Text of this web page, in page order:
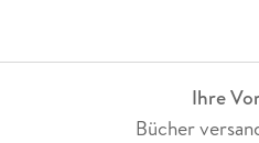
Ihre
Bücher